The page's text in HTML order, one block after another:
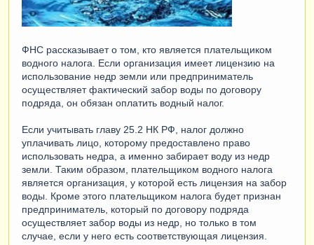
ФНС рассказывает о том, кто является плательщиком
водного налога. Если организация имеет лицензию на
использование недр земли или предприниматель
осуществляет фактический забор воды по договору
подряда, он обязан оплатить водный налог.
Если учитывать главу 25.2 НК РФ, налог должно
уплачивать лицо, которому предоставлено право
использовать недра, а именно забирает воду из недр
земли. Таким образом, плательщиком водного налога
является организация, у которой есть лицензия на забор
воды. Кроме этого плательщиком налога будет признан
предприниматель, который по договору подряда
осуществляет забор воды из недр, но только в том
случае, если у него есть соответствующая лицензия.